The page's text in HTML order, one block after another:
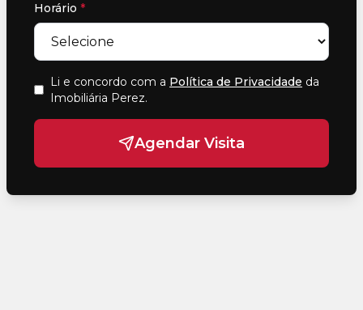
Horário *
Li e concordo com a Política de Privacidade da
Imobiliária Perez.
Agendar Visita